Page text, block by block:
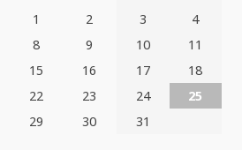
1
2 3
4
8 9 10
11
15 16 17
18
22 23 24
25
29 30 31